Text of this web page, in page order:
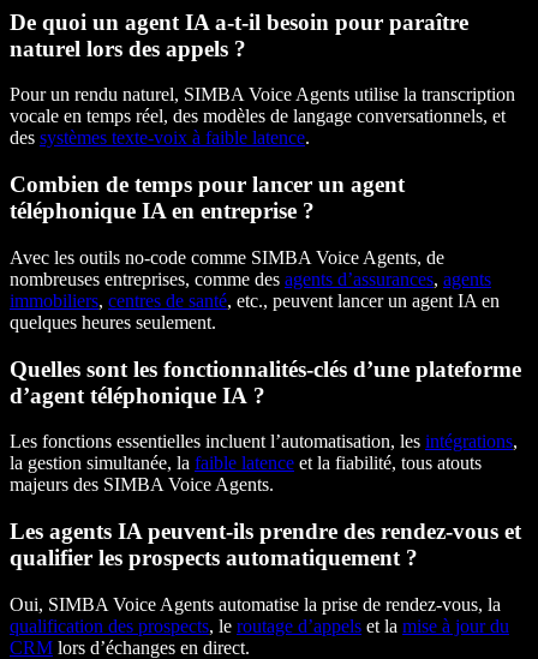
De quoi un agent IA a-t-il besoin pour paraître
naturel lors des appels ?
Pour un rendu naturel, SIMBA Voice Agents utilise la transcription
vocale en temps réel, des modèles de langage conversationnels, et
des systèmes texte-voix à faible latence.
Combien de temps pour lancer un agent
téléphonique IA en entreprise ?
Avec les outils no-code comme SIMBA Voice Agents, de
nombreuses entreprises, comme des agents d’assurances, agents
immobiliers, centres de santé, etc., peuvent lancer un agent IA en
quelques heures seulement.
Quelles sont les fonctionnalités-clés d’une plateforme
d’agent téléphonique IA ?
Les fonctions essentielles incluent l’automatisation, les intégrations,
la gestion simultanée, la faible latence et la fiabilité, tous atouts
majeurs des SIMBA Voice Agents.
Les agents IA peuvent-ils prendre des rendez-vous et
qualifier les prospects automatiquement ?
Oui, SIMBA Voice Agents automatise la prise de rendez-vous, la
qualification des prospects, le routage d’appels et la mise à jour du
CRM lors d’échanges en direct.